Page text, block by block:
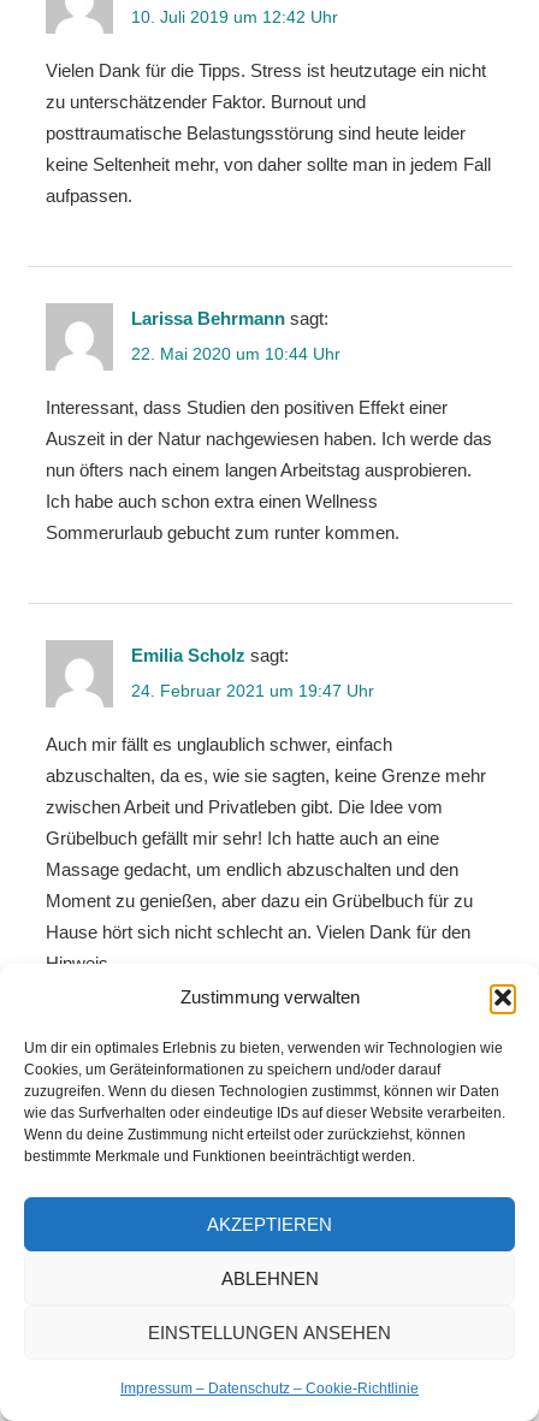
Zustimmung verwalten
Um dir ein optimales Erlebnis zu bieten, verwenden wir Technologien wie
Cookies, um Geräteinformationen zu speichern und/oder darauf
zuzugreifen. Wenn du diesen Technologien zustimmst, können wir Daten
wie das Surfverhalten oder eindeutige IDs auf dieser Website verarbeiten.
Wenn du deine Zustimmung nicht erteilst oder zurückziehst, können
bestimmte Merkmale und Funktionen beeinträchtigt werden.
AKZEPTIEREN
ABLEHNEN
EINSTELLUNGEN ANSEHEN
Impressum – Datenschutz – Cookie-Richtlinie
10. Juli 2019 um 12:42 Uhr
Vielen Dank für die Tipps. Stress ist heutzutage ein nicht
zu unterschätzender Faktor. Burnout und
posttraumatische Belastungsstörung sind heute leider
keine Seltenheit mehr, von daher sollte man in jedem Fall
aufpassen.
Larissa Behrmann sagt:
22. Mai 2020 um 10:44 Uhr
Interessant, dass Studien den positiven Effekt einer
Auszeit in der Natur nachgewiesen haben. Ich werde das
nun öfters nach einem langen Arbeitstag ausprobieren.
Ich habe auch schon extra einen Wellness
Sommerurlaub gebucht zum runter kommen.
Emilia Scholz sagt:
24. Februar 2021 um 19:47 Uhr
Auch mir fällt es unglaublich schwer, einfach
abzuschalten, da es, wie sie sagten, keine Grenze mehr
zwischen Arbeit und Privatleben gibt. Die Idee vom
Grübelbuch gefällt mir sehr! Ich hatte auch an eine
Massage gedacht, um endlich abzuschalten und den
Moment zu genießen, aber dazu ein Grübelbuch für zu
Hause hört sich nicht schlecht an. Vielen Dank für den
Hinweis.
Benno sagt:
20. März 2021 um 13:10 Uhr
nachdem jeder Moment verbucht ist und entweder dem
Job oder der Familie, sprich dem Haushalt gehört. Ich
ich steh tatsächlich vor einem kompletten Burnout
kratzen. Es war gefühlt ziemlich knapp. Was in der